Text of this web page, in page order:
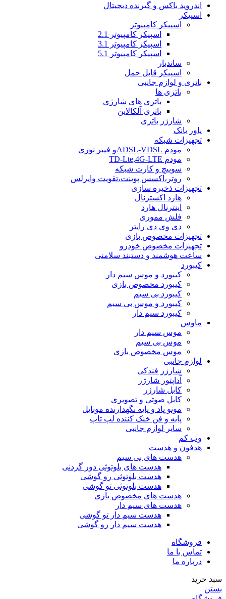
اندروید باکس و گیرنده دیجیتال
اسپیکر
اسپیکر کامپیوتر
اسپیکر کامپیوتر 2.1
اسپیکر کامپیوتر 3.1
اسپیکر کامپیوتر 5.1
ساندبار
اسپیکر قابل حمل
باتری و لوازم جانبی
باتری ها
باتری های شارژی
باتری آلکالاین
شارژر باتری
پاور بانک
تجهیزات شبکه
مودم ADSL-VDSLو فیبر نوری
مودم TD-Lte,4G-LTE
سوییچ و کارت شبکه
روتر،اکسس پوینت،تقویت وایرلس
تجهیزات ذخیره سازی
هارد اکسترنال
اینترنال هارد
فلش مموری
دی وی دی رایتر
تجهیزات مخصوص بازی
تجهیزات مخصوص خودرو
ساعت هوشمند و دستبند سلامتی
کیبورد
کیبورد و موس سیم دار
کیبورد مخصوص بازی
کیبورد بی سیم
کیبورد و موس بی سیم
کیبورد سیم دار
ماوس
موس سیم دار
موس بی سیم
موس مخصوص بازی
لوازم جانبی
شارژر فندکی
آداپتور شارژر
کابل شارژر
کابل صوتی و تصویری
مونو پاد و پایه نگهدارنده موبایل
پایه و فن خنک کننده لپ تاپ
سایر لوازم جانبی
وب کم
هدفون و هدست
هدست های بی سیم
هدست های بلوتوثی دور گردنی
هدست بلوتوثی رو گوشی
هدست بلوتوثی تو گوشی
هدست های مخصوص بازی
هدست های سیم دار
هدست سیم دار تو گوشی
هدست سیم دار رو گوشی
فروشگاه
تماس با ما
درباره ما
سبد خرید
بستن